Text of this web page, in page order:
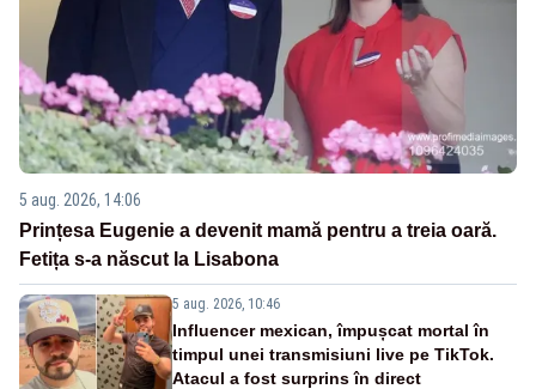
5 aug. 2026, 14:06
Prințesa Eugenie a devenit mamă pentru a treia oară.
Fetița s-a născut la Lisabona
5 aug. 2026, 10:46
Influencer mexican, împușcat mortal în
timpul unei transmisiuni live pe TikTok.
Atacul a fost surprins în direct